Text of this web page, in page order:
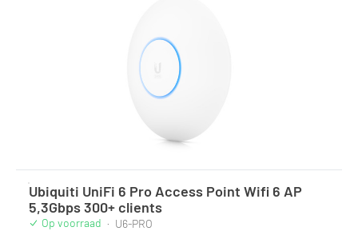
Ubiquiti UniFi 6 Pro Access Point Wifi 6 AP
5,3Gbps 300+ clients
Op voorraad · U6-PRO